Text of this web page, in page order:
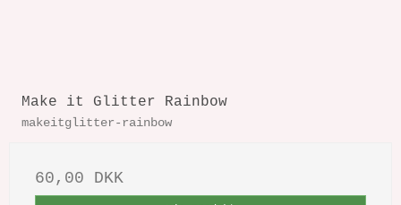
Make it Glitter Rainbow
makeitglitter-rainbow
60,00 DKK